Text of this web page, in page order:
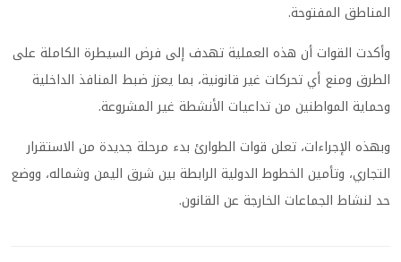
المناطق المفتوحة.
وأكدت القوات أن هذه العملية تهدف إلى فرض السيطرة الكاملة على
الطرق ومنع أي تحركات غير قانونية، بما يعزز ضبط المنافذ الداخلية
وحماية المواطنين من تداعيات الأنشطة غير المشروعة.
وبهذه الإجراءات، تعلن قوات الطوارئ بدء مرحلة جديدة من الاستقرار
التجاري، وتأمين الخطوط الدولية الرابطة بين شرق اليمن وشماله، ووضع
حد لنشاط الجماعات الخارجة عن القانون.